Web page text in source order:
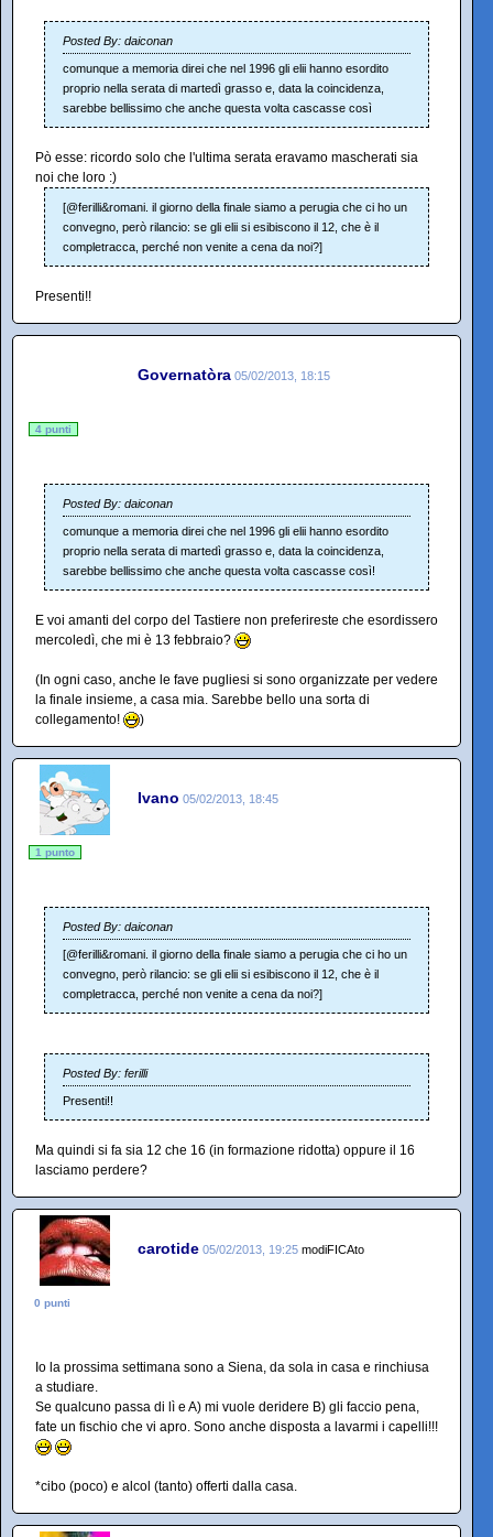
Posted By: daiconan
comunque a memoria direi che nel 1996 gli elii hanno esordito
proprio nella serata di martedì grasso e, data la coincidenza,
sarebbe bellissimo che anche questa volta cascasse così
Pò esse: ricordo solo che l'ultima serata eravamo mascherati sia
noi che loro :)
[@ferilli&romani. il giorno della finale siamo a perugia che ci ho un
convegno, però rilancio: se gli elii si esibiscono il 12, che è il
completracca, perché non venite a cena da noi?]
Presenti!!
Governatòra 05/02/2013, 18:15
4 punti
Posted By: daiconan
comunque a memoria direi che nel 1996 gli elii hanno esordito
proprio nella serata di martedì grasso e, data la coincidenza,
sarebbe bellissimo che anche questa volta cascasse così!
E voi amanti del corpo del Tastiere non preferireste che esordissero
mercoledì, che mi è 13 febbraio?
(In ogni caso, anche le fave pugliesi si sono organizzate per vedere
la finale insieme, a casa mia. Sarebbe bello una sorta di
collegamento!
)
Ivano 05/02/2013, 18:45
1 punto
Posted By: daiconan
[@ferilli&romani. il giorno della finale siamo a perugia che ci ho un
convegno, però rilancio: se gli elii si esibiscono il 12, che è il
completracca, perché non venite a cena da noi?]
Posted By: ferilli
Presenti!!
Ma quindi si fa sia 12 che 16 (in formazione ridotta) oppure il 16
lasciamo perdere?
carotide 05/02/2013, 19:25 modiFICAto
0 punti
Io la prossima settimana sono a Siena, da sola in casa e rinchiusa
a studiare.
Se qualcuno passa di lì e A) mi vuole deridere B) gli faccio pena,
fate un fischio che vi apro. Sono anche disposta a lavarmi i capelli!!!
*cibo (poco) e alcol (tanto) offerti dalla casa.